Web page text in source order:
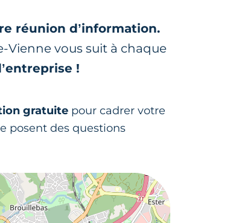
réunion d’information.
Vienne vous suit à chaque
!
gratuite pour cadrer votre
posent des questions